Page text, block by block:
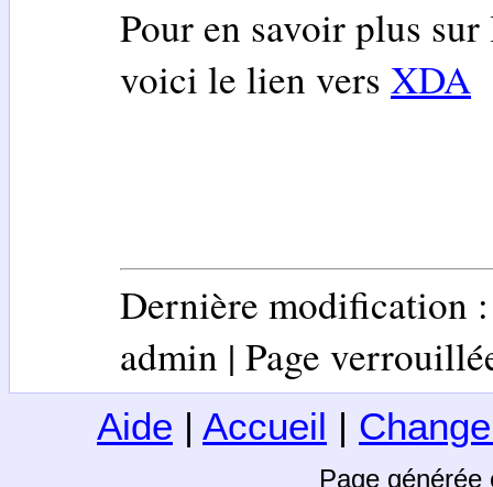
Pour en savoir plus
voici le lien vers XDA
Dernière modification
admin | Page
Aide | Accueil |
Page générée